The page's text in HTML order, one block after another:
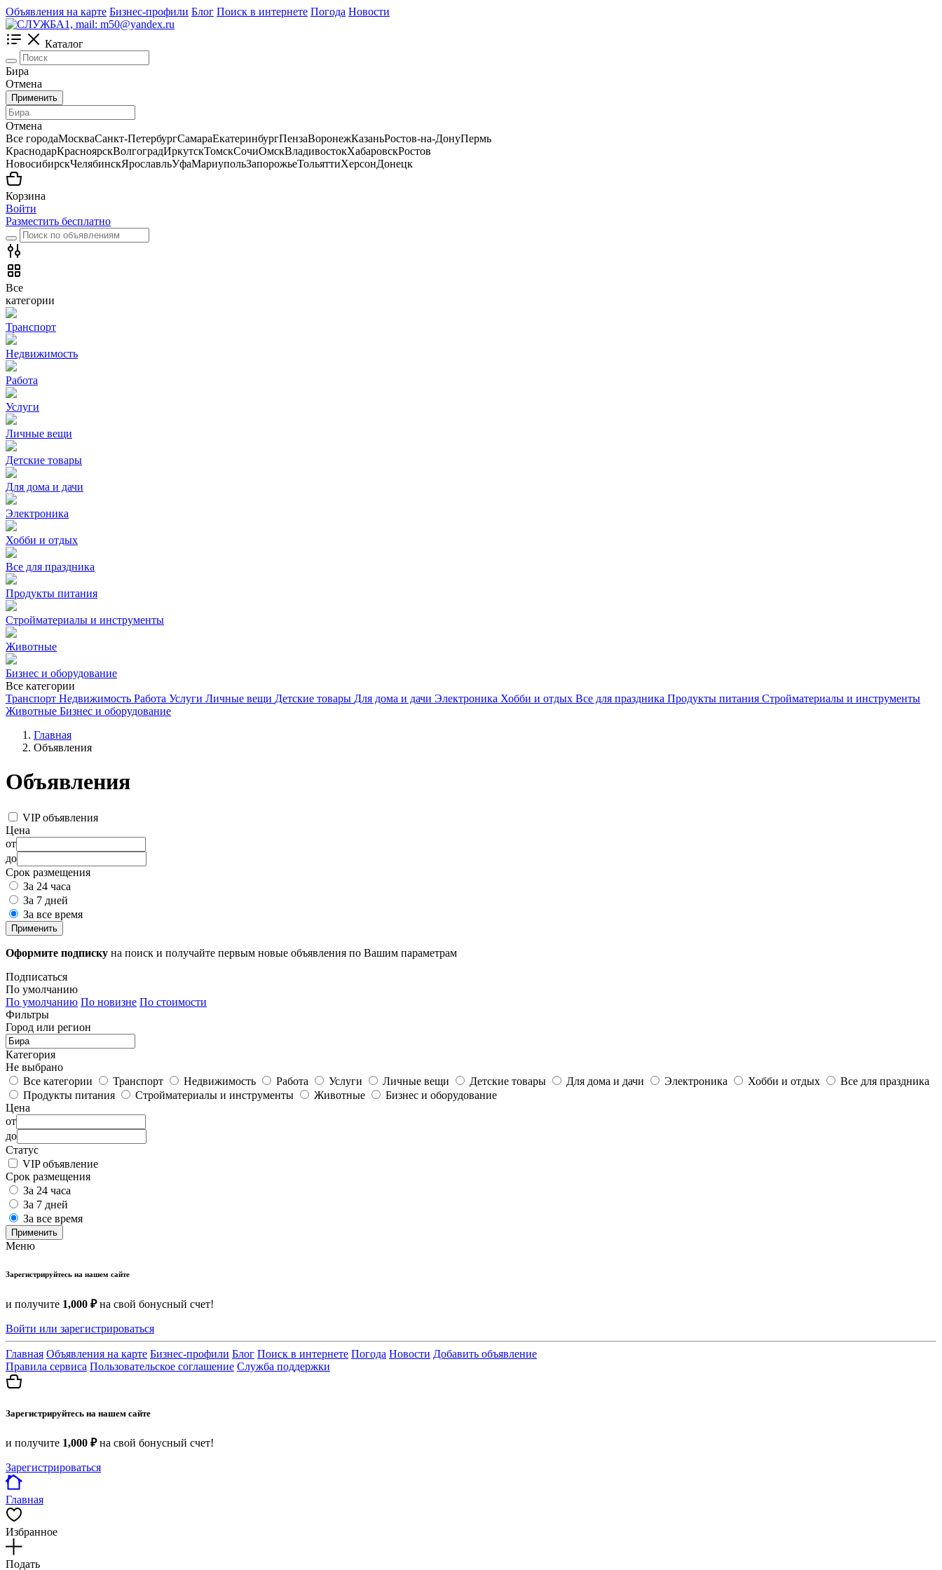
Объявления на карте Бизнес-профили Блог Поиск в интернете Погода Новости
Каталог
Бира
Отмена
Применить
Отмена
Все городаМоскваСанкт-ПетербургСамараЕкатеринбургПензаВоронежКазаньРостов-на-ДонуПермь
КраснодарКрасноярскВолгоградИркутскТомскСочиОмскВладивостокХабаровскРостов
НовосибирскЧелябинскЯрославльУфаМариупольЗапорожьеТольяттиХерсонДонецк
Корзина
Войти
Разместить бесплатно
Все
категории
Транспорт
Недвижимость
Работа
Услуги
Личные вещи
Детские товары
Для дома и дачи
Электроника
Хобби и отдых
Все для праздника
Продукты питания
Стройматериалы и инструменты
Животные
Бизнес и оборудование
Все категории
Транспорт Недвижимость Работа Услуги Личные вещи Детские товары Для дома и дачи Электроника Хобби и отдых Все для праздника Продукты питания Стройматериалы и инструменты
Животные Бизнес и оборудование
Главная
Объявления
Объявления
VIP объявления
Цена
от
до
Срок размещения
За 24 часа
За 7 дней
За все время
Применить
Оформите подписку на поиск и получайте первым новые объявления по Вашим параметрам
Подписаться
По умолчанию
По умолчанию По новизне По стоимости
Фильтры
Город или регион
Категория
Не выбрано
Все категории
Транспорт Недвижимость Работа Услуги Личные вещи Детские товары Для дома и дачи Электроника Хобби и отдых
Все для праздника
Продукты питания
Стройматериалы и инструменты Животные
Бизнес и оборудование
Цена
от
до
Статус
VIP объявление
Срок размещения
За 24 часа
За 7 дней
За все время
Применить
Меню
Зарегистрируйтесь на нашем сайте
и получите 1,000 ₽на свой бонусный счет!
Войти или зарегистрироваться
Главная Объявления на карте Бизнес-профили Блог Поиск в интернете Погода Новости Добавить объявление
Правила сервиса Пользовательское соглашение Служба поддержки
Зарегистрируйтесь на нашем сайте
и получите 1,000 ₽на свой бонусный счет!
Зарегистрироваться
Главная
Избранное
Подать